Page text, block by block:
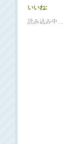
いいね:
読み込み中…